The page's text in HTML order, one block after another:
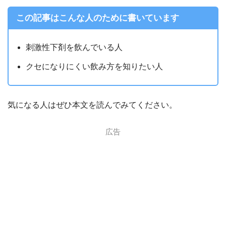
この記事はこんな人のために書いています
刺激性下剤を飲んでいる人
クセになりにくい飲み方を知りたい人
気になる人はぜひ本文を読んでみてください。
広告